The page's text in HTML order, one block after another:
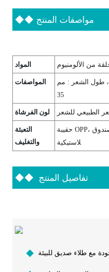
◆◆ مواصفات المنتج
المواد من الألومنيوم
المواصفات : مم
35
لون الفرشاة
التعبئة
والتغليف
حقيبة OPP، صندوق الألوان، صندوق PET، الحقيبة الب
لاستيكية
◆◆ تفاصيل المنتج
◆ مع طلاء صديق للبيئة